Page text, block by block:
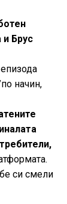
Брус
начин,
си смели